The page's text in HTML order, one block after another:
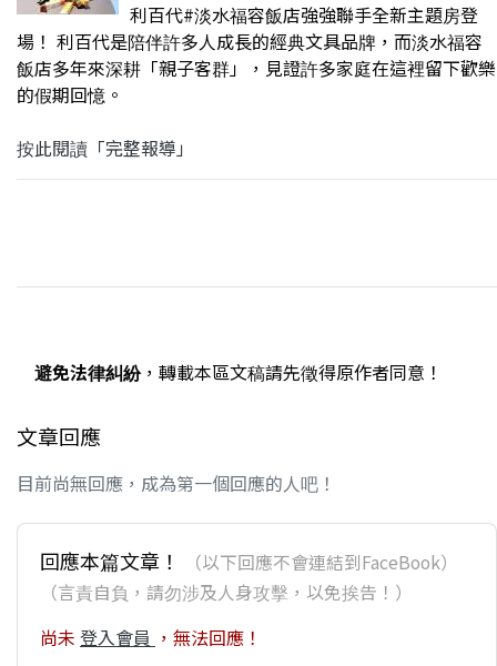
利百代#淡水福容飯店強強聯手全新主題房登
場！ 利百代是陪伴許多人成長的經典文具品牌，而淡水福容
飯店多年來深耕「親子客群」，見證許多家庭在這裡留下歡樂
的假期回憶。
按此閱讀「完整報導」
避免法律糾紛，轉載本區文稿請先徵得原作者同意！
文章回應
目前尚無回應，成為第一個回應的人吧！
回應本篇文章！
（以下回應不會連結到FaceBook）
（言責自負，請勿涉及人身攻擊，以免挨告！）
尚未 登入會員 ，無法回應！